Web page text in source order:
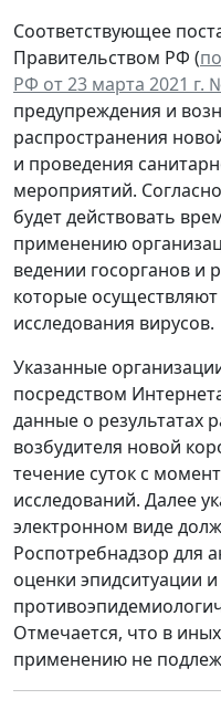
Соответствующее
Правительством РФ (
РФ от 23 марта 2021 г.
предупреждения и
распространения
и проведения
мероприятий.
будет действовать
применению
ведении госорганов и
которые
исследования вирусов.
Указанные
посредством
данные о результатах
возбудителя новой
течение суток с
исследований. Далее
электронном виде
Роспотребнадзор для
оценки эпидситуации
Отмечается, что в
применению не